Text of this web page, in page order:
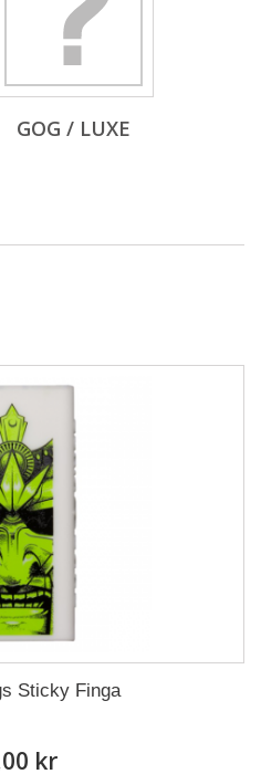
GOG / LUXE
Sticky Finga
kr